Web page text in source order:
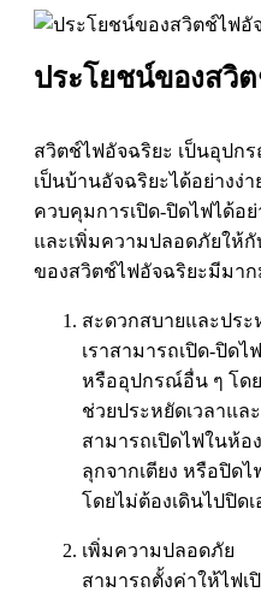
ประโยชน์ของสวิ
สวิตช์ไฟอัจฉริยะ เป็นอุป
เป็นบ้านอัจฉริยะได้อย่างง่
ควบคุมการเปิด-ปิดไฟได้อ
และเพิ่มความปลอดภัยให้
ของสวิตช์ไฟอัจฉริยะมีมาก
สะดวกสบายและประ
เราสามารถเปิด-ปิด
หรืออุปกรณ์อื่น ๆ โดย
ช่วยประหยัดเวลาแล
สามารถเปิดไฟในห้
ลุกจากเตียง หรือปิด
โดยไม่ต้องเดินไปปิดเ
เพิ่มความปลอดภัย
สามารถตั้งค่าให้ไฟ